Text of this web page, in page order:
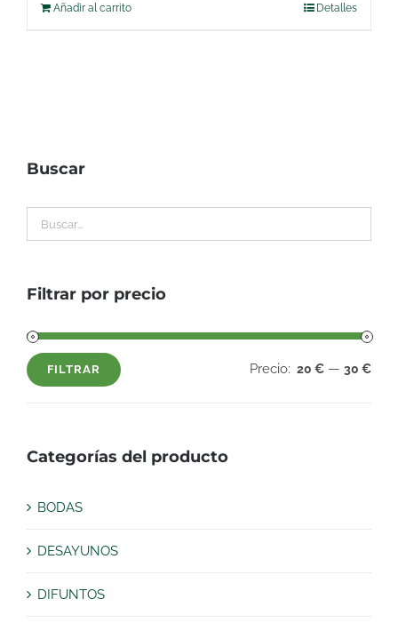
Añadir al carrito Detalles
Buscar
Filtrar por precio
Precio
Precio
FILTRAR Precio: 20 € — 30 €
Categorías del producto
BODAS
DESAYUNOS
DIFUNTOS